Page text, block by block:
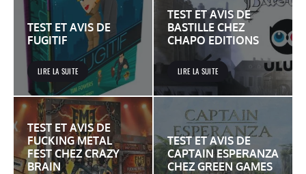
TEST ET AVIS DE
FUGITIF
LIRE LA SUITE
TEST ET AVIS DE
BASTILLE CHEZ
CHAPO EDITIONS
LIRE LA SUITE
TEST ET AVIS DE
FUCKING METAL
FEST CHEZ CRAZY
BRAIN
TEST ET AVIS DE
CAPTAIN ESPERANZA
CHEZ GREEN GAMES